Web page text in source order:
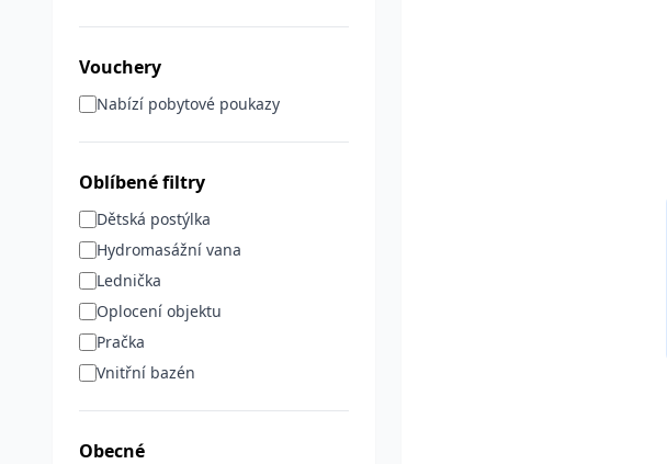
Vouchery
Nabízí pobytové poukazy
Oblíbené filtry
Dětská postýlka
Hydromasážní vana
Lednička
Oplocení objektu
Pračka
Vnitřní bazén
Obecné